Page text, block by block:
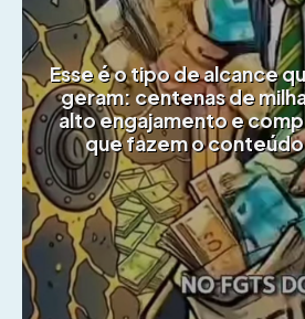
Esse é o tipo de alcance
geram: centenas de
alto engajamento e
que fazem o